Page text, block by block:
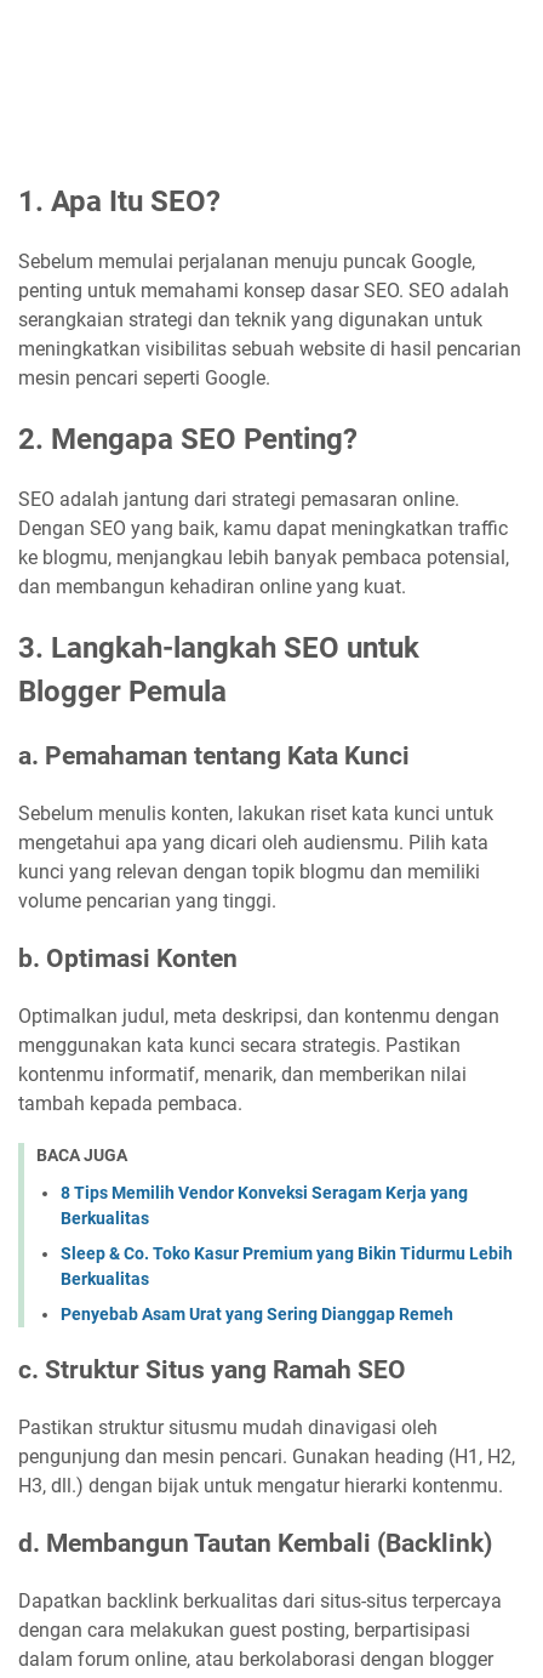
1. Apa Itu SEO?
Sebelum memulai perjalanan menuju puncak Google,
penting untuk memahami konsep dasar SEO. SEO adalah
serangkaian strategi dan teknik yang digunakan untuk
meningkatkan visibilitas sebuah website di hasil pencarian
mesin pencari seperti Google.
2. Mengapa SEO Penting?
SEO adalah jantung dari strategi pemasaran online.
Dengan SEO yang baik, kamu dapat meningkatkan traffic
ke blogmu, menjangkau lebih banyak pembaca potensial,
dan membangun kehadiran online yang kuat.
3. Langkah-langkah SEO untuk
Blogger Pemula
a. Pemahaman tentang Kata Kunci
Sebelum menulis konten, lakukan riset kata kunci untuk
mengetahui apa yang dicari oleh audiensmu. Pilih kata
kunci yang relevan dengan topik blogmu dan memiliki
volume pencarian yang tinggi.
b. Optimasi Konten
Optimalkan judul, meta deskripsi, dan kontenmu dengan
menggunakan kata kunci secara strategis. Pastikan
kontenmu informatif, menarik, dan memberikan nilai
tambah kepada pembaca.
BACA JUGA
8 Tips Memilih Vendor Konveksi Seragam Kerja yang
Berkualitas
Sleep & Co. Toko Kasur Premium yang Bikin Tidurmu Lebih
Berkualitas
Penyebab Asam Urat yang Sering Dianggap Remeh
c. Struktur Situs yang Ramah SEO
Pastikan struktur situsmu mudah dinavigasi oleh
pengunjung dan mesin pencari. Gunakan heading (H1, H2,
H3, dll.) dengan bijak untuk mengatur hierarki kontenmu.
d. Membangun Tautan Kembali (Backlink)
Dapatkan backlink berkualitas dari situs-situs terpercaya
dengan cara melakukan guest posting, berpartisipasi
dalam forum online, atau berkolaborasi dengan blogger